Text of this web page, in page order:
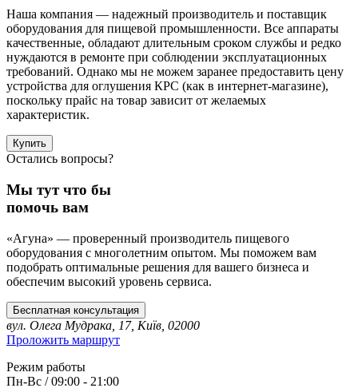
Наша компания — надежный производитель и поставщик
оборудования для пищевой промышленности. Все аппараты
качественные, обладают длительным сроком службы и редко
нуждаются в ремонте при соблюдении эксплуатационных
требований. Однако мы не можем заранее предоставить цену
устройства для оглушения КРС (как в интернет-магазине),
поскольку прайс на товар зависит от желаемых
характеристик.
Купить
Остались вопросы?
Мы тут что бы
помочь вам
«Агуна» — проверенный производитель пищевого
оборудования с многолетним опытом. Мы поможем вам
подобрать оптимальные решения для вашего бизнеса и
обеспечим высокий уровень сервиса.
Бесплатная консультация
вул. Олега Мудрака, 17, Київ, 02000
Проложить маршрут
Режим работы
Пн-Вс / 09:00 - 21:00